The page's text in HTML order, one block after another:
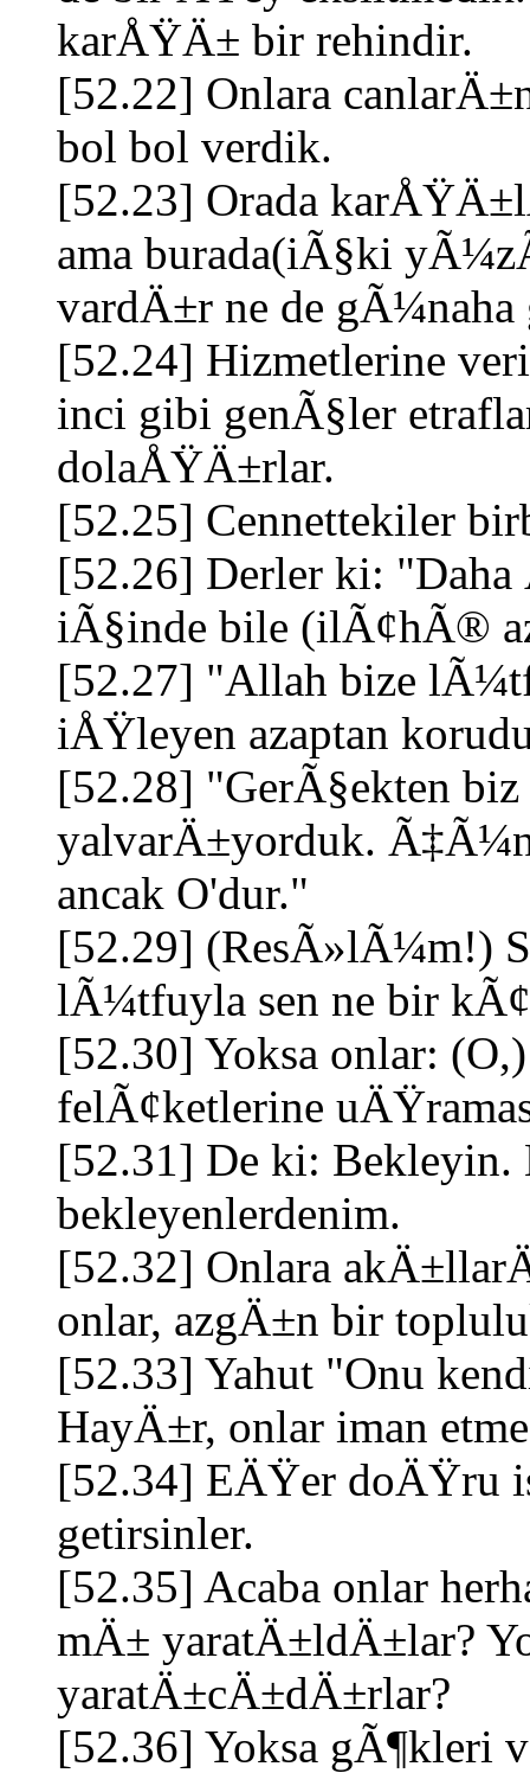
karÅŸÄ± bir rehindir.
[52.22] Onlara
bol bol verdik.
[52.23] Orada
ama burada(iÃ§ki
vardÄ±r ne de gÃ¼naha
[52.24] Hizmetlerine
inci gibi genÃ§ler
dolaÅŸÄ±rlar.
[52.25] Cennettekiler
[52.26] Derler ki: "Daha
iÃ§inde bile (ilÃ¢hÃ®
[52.27] "Allah bize
iÅŸleyen azaptan
[52.28] "GerÃ§ekten biz
yalvarÄ±yorduk.
ancak O'dur."
[52.29] (ResÃ»lÃ¼m!)
lÃ¼tfuyla sen ne bir
[52.30] Yoksa onlar:
felÃ¢ketlerine
[52.31] De ki: Bekleyin.
bekleyenlerdenim.
[52.32] Onlara
onlar, azgÄ±n bir
[52.33] Yahut "Onu
HayÄ±r, onlar iman
[52.34] EÄŸer doÄŸru
getirsinler.
[52.35] Acaba onlar
mÄ± yaratÄ±ldÄ±lar?
yaratÄ±cÄ±dÄ±rlar?
[52.36] Yoksa gÃ¶kleri